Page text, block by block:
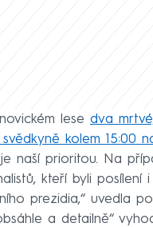
lese dva
kolem 15:00
naší prioritou. Na
kteří byli
prezidia,“ uvedla
a detailně“